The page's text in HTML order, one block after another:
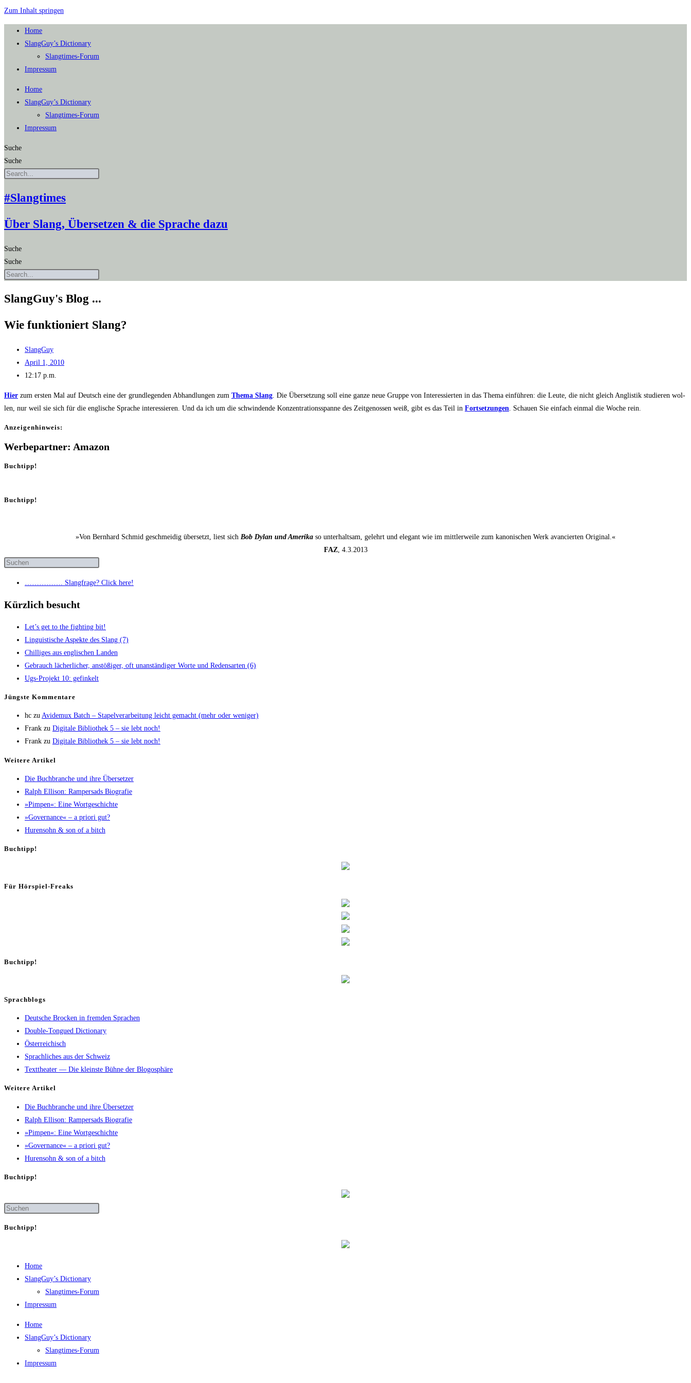
Zum Inhalt springen
Home
SlangGuy’s Dic­tion­a­ry
Slang­times-Forum
Impres­sum
Home
SlangGuy’s Dic­tion­a­ry
Slang­times-Forum
Impres­sum
Suche
Suche
#Slangtimes
Über Slang, Übersetzen & die Sprache dazu
Suche
Suche
SlangGuy's Blog ...
Wie funk­tio­niert Slang?
SlangGuy
April 1, 2010
12:17 p.m.
Hier zum ers­ten Mal auf Deutsch eine der grund­le­gen­den Abhand­lun­gen zum The­ma Slang. Die Über­set­zung soll eine gan­ze neue Grup­pe von Inter­es­sier­ten in das The­ma ein­füh­ren: die Leu­te, die nicht gleich Anglis­tik stu­die­ren wol­
len, nur weil sie sich für die eng­li­sche Spra­che inter­es­sie­ren. Und da ich um die schwin­den­de Kon­zen­tra­ti­ons­span­ne des Zeit­ge­nos­sen weiß, gibt es das Teil in Fort­set­zun­gen. Schau­en Sie ein­fach ein­mal die Woche rein.
Anzei­gen­hin­weis:
Werbepartner: Amazon
Buchtipp!
Buchtipp!
»Von Bernhard Schmid geschmeidig übersetzt, liest sich Bob Dylan und Amerika so unterhaltsam, gelehrt und elegant wie im mittlerweile zum kanonischen Werk avancierten Original.«
FAZ, 4.3.2013
……………. Slang­fra­ge? Click here!
Kürzlich besucht
Let’s get to the fight­ing bit!
Lin­gu­is­ti­sche Aspek­te des Slang (7)
Chil­li­ges aus eng­li­schen Landen
Gebrauch lächer­li­cher, anstö­ßi­ger, oft unan­stän­di­ger Wor­te und Redens­ar­ten (6)
Ugs-Pro­jekt 10: gefinkelt
Jüngs­te Kommentare
hc zu Avi­de­mux Batch – Sta­pel­ver­ar­bei­tung leicht gemacht (mehr oder weniger)
Frank zu Digi­ta­le Biblio­thek 5 – sie lebt noch!
Frank zu Digi­ta­le Biblio­thek 5 – sie lebt noch!
Wei­te­re Artikel
Die Buch­bran­che und ihre Übersetzer
Ralph Elli­son: Ram­pers­ads Biografie
»Pim­pen«: Eine Wortgeschichte
»Gover­nan­ce« – a prio­ri gut?
Huren­sohn & son of a bitch
Buch­tipp!
Für Hör­spiel-Freaks
Buch­tipp!
Sprachblogs
Deutsche Brocken in fremden Sprachen
Double-Tongued Dictionary
Österreichisch
Sprachliches aus der Schweiz
Texttheater — Die kleinste Bühne der Blogosphäre
Wei­te­re Artikel
Die Buch­bran­che und ihre Übersetzer
Ralph Elli­son: Ram­pers­ads Biografie
»Pim­pen«: Eine Wortgeschichte
»Gover­nan­ce« – a prio­ri gut?
Huren­sohn & son of a bitch
Buch­tipp!
Buch­tipp!
Home
SlangGuy’s Dic­tion­a­ry
Slang­times-Forum
Impres­sum
Home
SlangGuy’s Dic­tion­a­ry
Slang­times-Forum
Impres­sum